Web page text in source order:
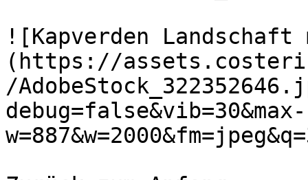
![Kapverden
(https://
/
debug=false&vib=30&max-